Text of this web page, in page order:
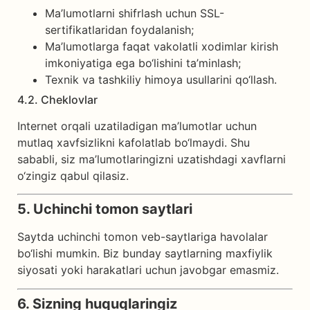
Ma’lumotlarni shifrlash uchun SSL-
sertifikatlaridan foydalanish;
Ma’lumotlarga faqat vakolatli xodimlar kirish
imkoniyatiga ega bo‘lishini ta’minlash;
Texnik va tashkiliy himoya usullarini qo‘llash.
4.2. Cheklovlar
Internet orqali uzatiladigan ma’lumotlar uchun
mutlaq xavfsizlikni kafolatlab bo‘lmaydi. Shu
sababli, siz ma’lumotlaringizni uzatishdagi xavflarni
o‘zingiz qabul qilasiz.
5. Uchinchi tomon saytlari
Saytda uchinchi tomon veb-saytlariga havolalar
bo‘lishi mumkin. Biz bunday saytlarning maxfiylik
siyosati yoki harakatlari uchun javobgar emasmiz.
6. Sizning huquqlaringiz